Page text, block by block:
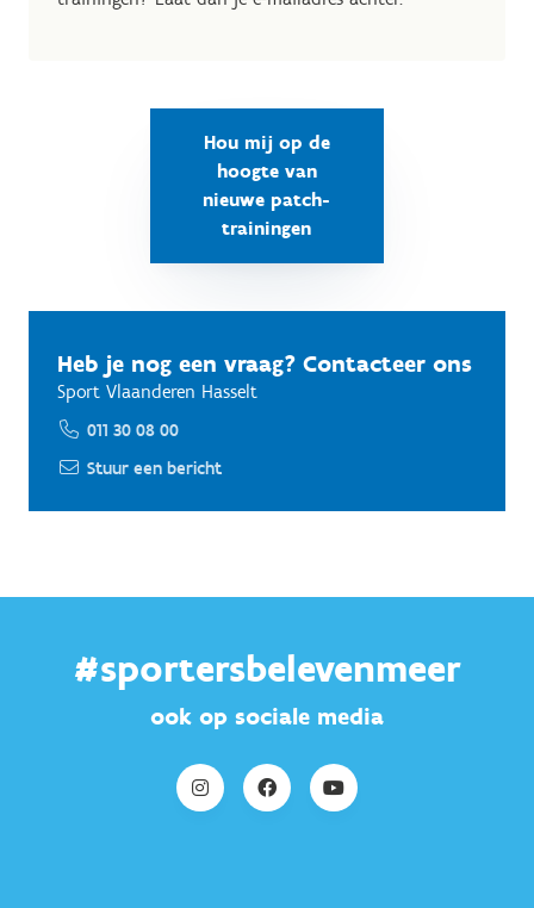
Hou mij op de
hoogte van
nieuwe patch-
trainingen
Heb je nog een vraag? Contacteer ons
Sport Vlaanderen Hasselt
011 30 08 00
Stuur een bericht
#sportersbelevenmeer
ook op sociale media